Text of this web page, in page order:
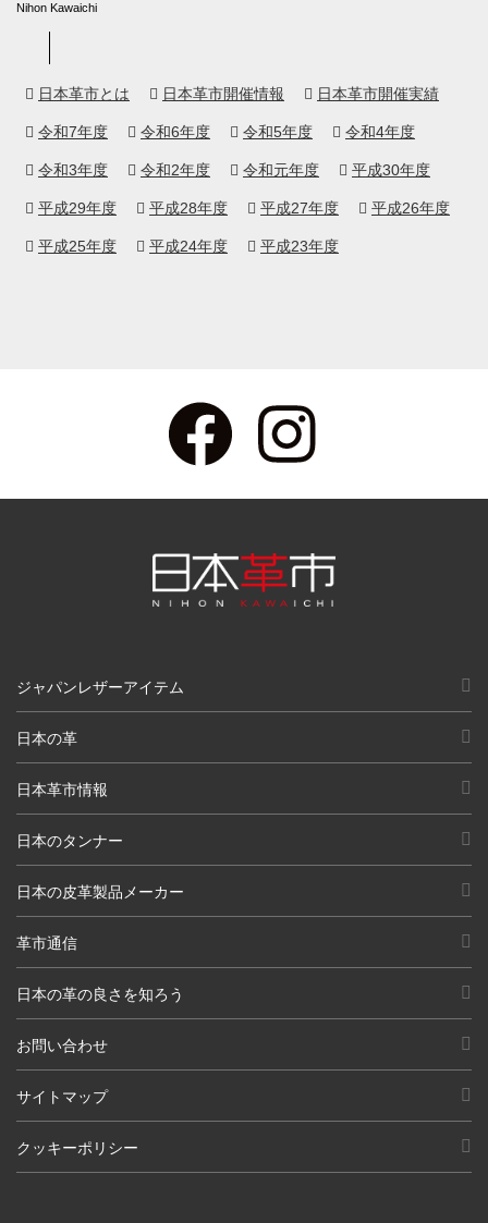
Nihon Kawaichi
日本革市とは 日本革市開催情報 日本革市開催実績
令和7年度 令和6年度 令和5年度 令和4年度
令和3年度 令和2年度 令和元年度 平成30年度
平成29年度 平成28年度 平成27年度 平成26年度
平成25年度 平成24年度 平成23年度
ジャパンレザーアイテム
日本の革
日本革市情報
日本のタンナー
日本の皮革製品メーカー
革市通信
日本の革の良さを知ろう
お問い合わせ
サイトマップ
クッキーポリシー